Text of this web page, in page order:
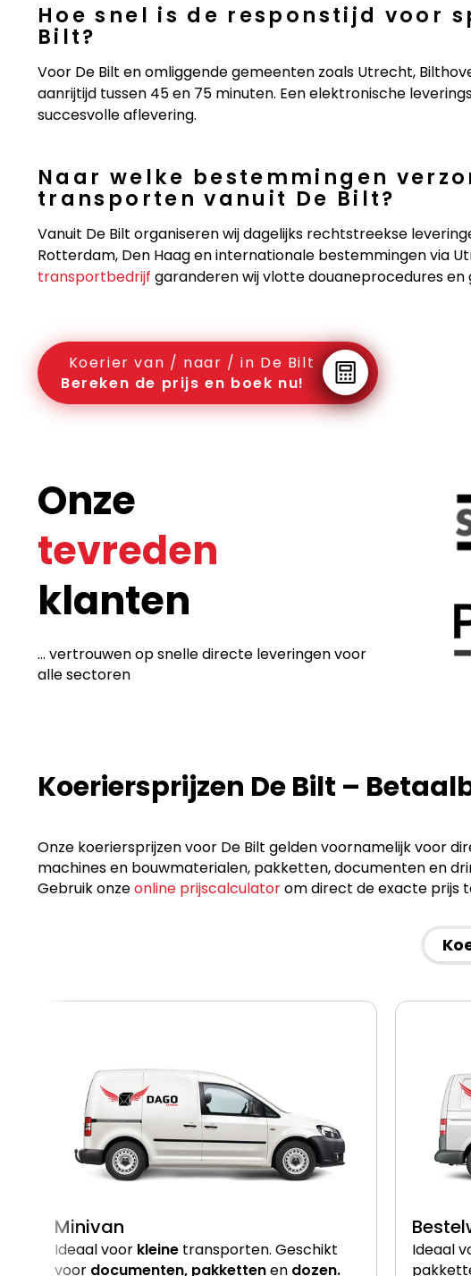
Hoe snel is de responstijd voor
Bilt?
Voor De Bilt en omliggende gemeenten zoals Utrecht,
aanrijtijd tussen 45 en 75 minuten. Een elektronische
succesvolle aflevering.
Naar welke bestemmingen
transporten vanuit De Bilt?
Vanuit De Bilt organiseren wij dagelijks rechtstreekse
Rotterdam, Den Haag en internationale bestemmingen via
transportbedrijf garanderen wij vlotte douaneprocedures
Koerier van / naar / in De Bilt
Bereken de prijs en boek nu!
Onze
tevreden
klanten
... vertrouwen op snelle directe leveringen voor
alle sectoren
Koeriersprijzen De Bilt –
Onze koeriersprijzen voor De Bilt gelden voornamelijk voor
machines en bouwmaterialen, pakketten, documenten en
Gebruik onzeonline prijscalculatorom direct de exacte prijs
Minivan
Ideaal voor kleine transporten. Geschikt
voor documenten, pakkettenen dozen.
Ideaal